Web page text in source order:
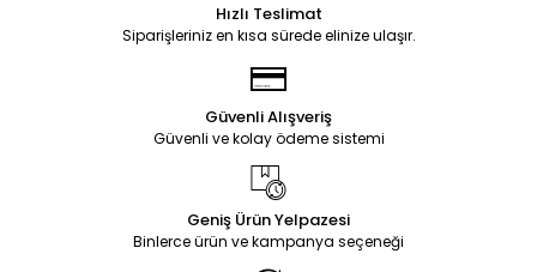
Hızlı Teslimat
Siparişleriniz en kısa sürede elinize ulaşır.
Güvenli Alışveriş
Güvenli ve kolay ödeme sistemi
Geniş Ürün Yelpazesi
Binlerce ürün ve kampanya seçeneği